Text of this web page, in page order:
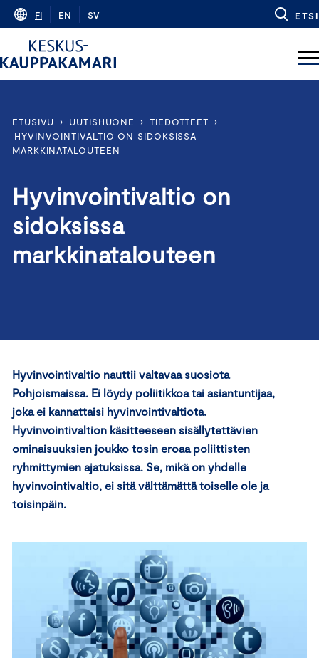
Skip
content
FI EN SV ETSI
ETUSIVU › UUTISHUONE › TIEDOTTEET
›
HYVINVOINTIVALTIO ON SIDOKSISSA
MARKKINATALOUTEEN
Hyvinvointivaltio on
sidoksissa
markkinatalouteen
Hyvinvointivaltio nauttii valtavaa suosiota
Pohjoismaissa. Ei löydy poliitikkoa tai asiantuntijaa,
joka ei kannattaisi hyvinvointivaltiota.
Hyvinvointivaltion käsitteeseen sisällytettävien
ominaisuuksien joukko tosin eroaa poliittisten
ryhmittymien ajatuksissa. Se, mikä on yhdelle
hyvinvointivaltio, ei sitä välttämättä toiselle ole ja
toisinpäin.